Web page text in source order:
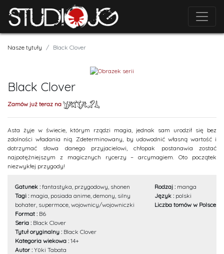
Nasze tytuły Black Clover
Black Clover
Zamów już teraz na
Asta żyje w świecie, którym rządzi magia, jednak sam urodził się bez
zdolności władania nią. Zdeterminowany, by udowodnić własną wartość i
dotrzymać słowa danego przyjacielowi, chłopak postanawia zostać
najpotężniejszym z magicznych rycerzy – arcymagiem. Oto początek
niezwykłej przygody!
Gatunek : fantastyka, przygodowy, shonen
Tagi : magia, posiada anime, demony, silny
bohater, supermoce, wojownicy/wojowniczki
Format : B6
Seria : Black Clover
Tytuł oryginalny : Black Clover
Kategoria wiekowa : 14+
Autor : Yūki Tabata
Rodzaj : manga
Język : polski
Liczba tomów w Polsce :